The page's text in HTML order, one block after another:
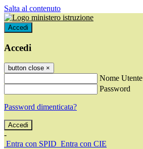
Salta al contenuto
Accedi
Accedi
button close ×
Nome Utente
Password
Password dimenticata?
-
Entra con SPID Entra con CIE